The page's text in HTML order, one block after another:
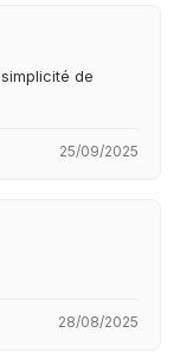
de
25/09/2025
28/08/2025